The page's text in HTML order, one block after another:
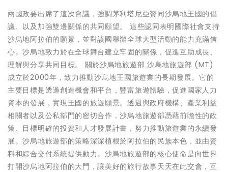
兩國政要出席了這次會議，強調茅利塔尼亞贊同沙烏地王國的倡
議、以及加強雙邊關係的共同願望。 這些認同表明國際社會支持
沙烏地阿拉伯的願景，並對該國舉辦全球大型活動的能力充滿信
心。沙烏地致力於在全球舞台建立牢固的關係，促進互助成長、
理解與分享共同目標。 關於沙烏地旅遊部 沙烏地旅遊部 (MT)
成立於2000年，致力推動沙烏地王國旅遊業的長期發展。它的
主要目標是透過創造機會和平台，豐富旅遊體驗，促進國家人力
資本的發展，實現王國的旅遊願景。透過與政府機構、產業利益
相關者以及公私部門的密切合作，沙烏地旅遊部憑藉前瞻性的政
策、目標明確的投資和人才發展計畫，努力推動旅遊業的永續發
展。沙烏地旅遊部的策略深深植根於阿拉伯的民族本色，並由資
料和綜合交付系統提供動力。沙烏地旅遊部的核心使命是向世界
打開沙烏地阿拉伯的大門，讓美好的旅行故事天天在此交會，互